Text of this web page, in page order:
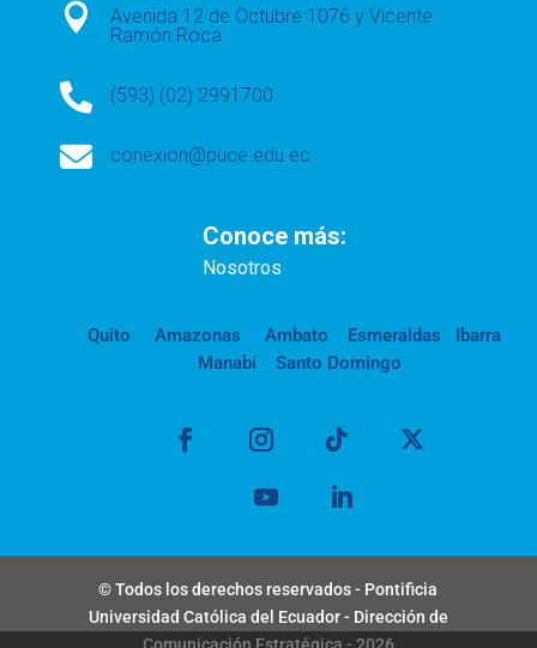

Avenida 12 de Octubre 1076 y Vicente
Ramón Roca
 (593) (02) 2991700
 conexion@puce.edu.ec
Conoce más:
Nosotros
Quito Amazonas Ambato Esmeraldas
Ibarra
Manabí
Santo Domingo
© Todos los derechos reservados - Pontificia
Universidad Católica del Ecuador - Dirección de